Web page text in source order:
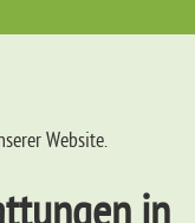
Website.